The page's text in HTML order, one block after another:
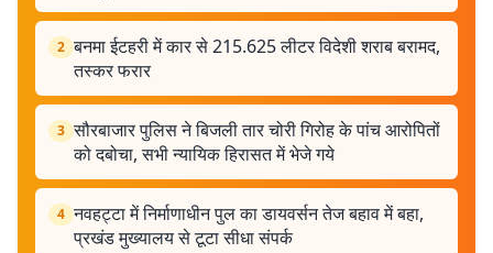
2 बनमा ईटहरी में कार से 215.625 लीटर विदेशी शराब बरामद,
तस्कर फरार
3 सौरबाजार पुलिस ने बिजली तार चोरी गिरोह के पांच आरोपितों
को दबोचा, सभी न्यायिक हिरासत में भेजे गये
4 नवहट्टा में निर्माणाधीन पुल का डायवर्सन तेज बहाव में बहा,
प्रखंड मुख्यालय से टूटा सीधा संपर्क